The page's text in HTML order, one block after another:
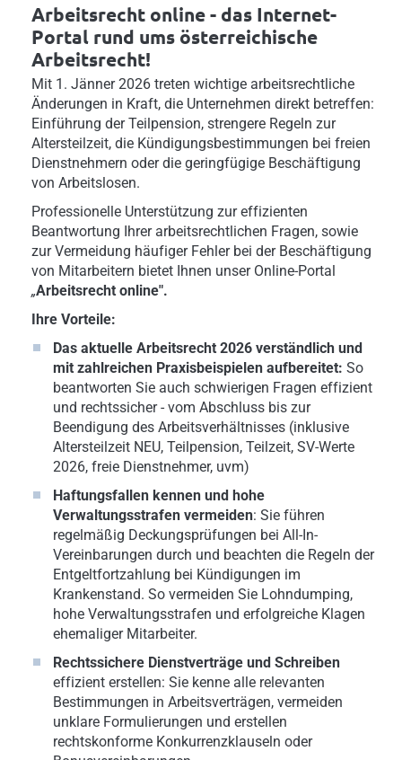
Arbeitsrecht online - das Internet-
Portal rund ums österreichische
Arbeitsrecht!
Mit 1. Jänner 2026 treten wichtige arbeitsrechtliche
Änderungen in Kraft, die Unternehmen direkt betreffen:
Einführung der Teilpension, strengere Regeln zur
Altersteilzeit, die Kündigungsbestimmungen bei freien
Dienstnehmern oder die geringfügige Beschäftigung
von Arbeitslosen.
Professionelle Unterstützung zur effizienten
Beantwortung Ihrer arbeitsrechtlichen Fragen, sowie
zur Vermeidung häufiger Fehler bei der Beschäftigung
von Mitarbeitern bietet Ihnen unser Online-Portal
„Arbeitsrecht online".
Ihre Vorteile:
Das aktuelle Arbeitsrecht 2026 verständlich und
mit zahlreichen Praxisbeispielen aufbereitet: So
beantworten Sie auch schwierigen Fragen effizient
und rechtssicher - vom Abschluss bis zur
Beendigung des Arbeitsverhältnisses (inklusive
Altersteilzeit NEU, Teilpension, Teilzeit, SV-Werte
2026, freie Dienstnehmer, uvm)
Haftungsfallen kennen und hohe
Verwaltungsstrafen vermeiden: Sie führen
regelmäßig Deckungsprüfungen bei All-In-
Vereinbarungen durch und beachten die Regeln der
Entgeltfortzahlung bei Kündigungen im
Krankenstand. So vermeiden Sie Lohndumping,
hohe Verwaltungsstrafen und erfolgreiche Klagen
ehemaliger Mitarbeiter.
Rechtssichere Dienstverträge und Schreiben
effizient erstellen: Sie kenne alle relevanten
Bestimmungen in Arbeitsverträgen, vermeiden
unklare Formulierungen und erstellen
rechtskonforme Konkurrenzklauseln oder